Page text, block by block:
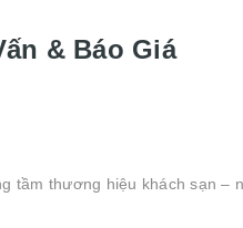
& Báo Giá
tầm thương hiệu khách sạn –